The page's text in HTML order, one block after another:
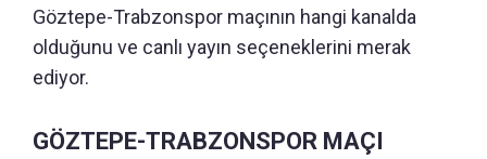
Göztepe-Trabzonspor maçının hangi kanalda
olduğunu ve canlı yayın seçeneklerini merak
ediyor.
GÖZTEPE-TRABZONSPOR MAÇI